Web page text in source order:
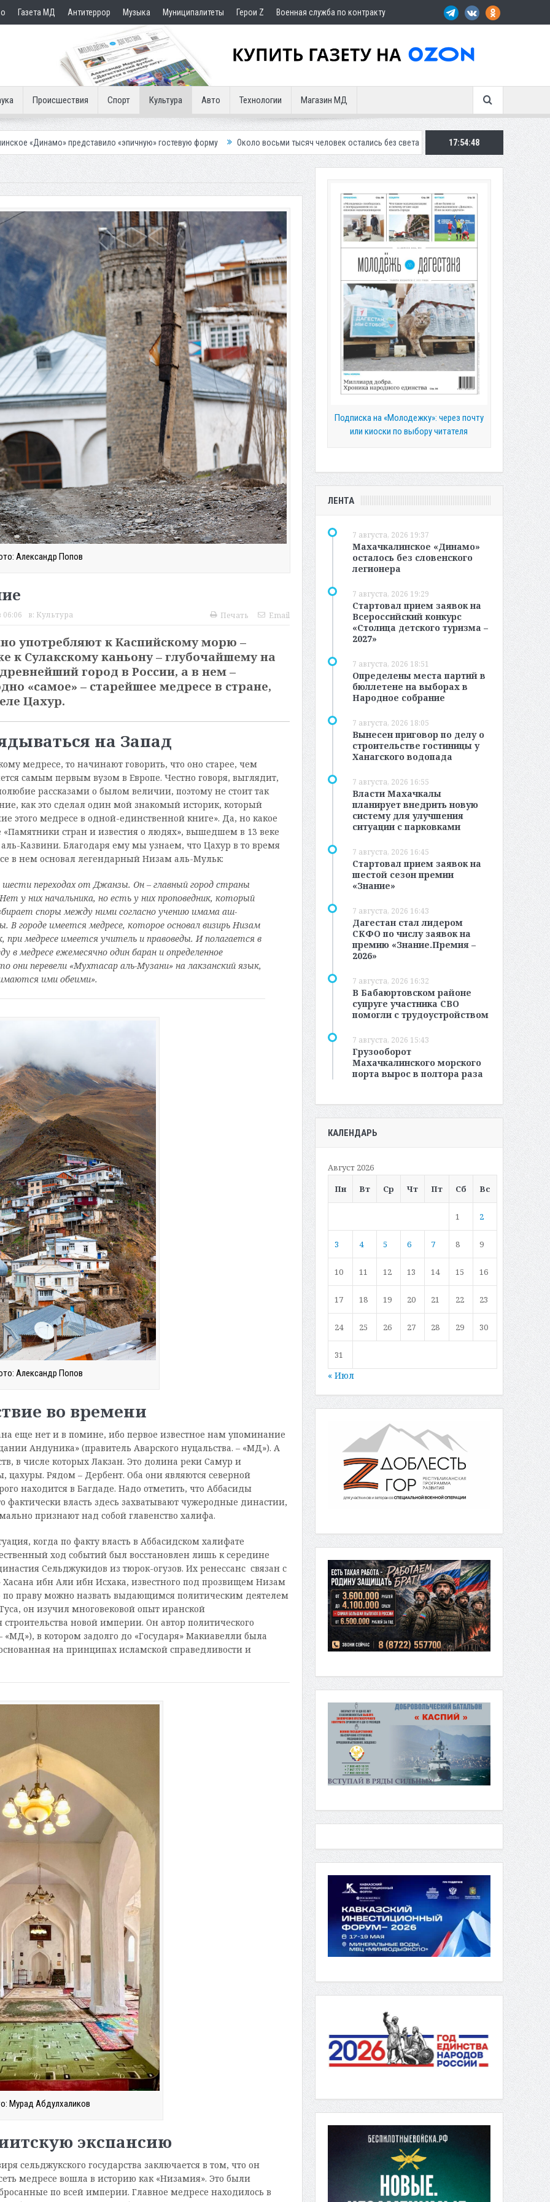
Газета МД Антитеррор Музыка Муниципалитеты Герои Z Военная служба по контракту
Происшествия Спорт Культура Авто Технологии Магазин МД
«эпичную» гостевую форму Около восьми тысяч человек остались без света в Махачкале 17:54:50
Александр Попов
06:06 в: Культура Печать Email
употребляют к Каспийскому морю –
к Сулакскому каньону – глубочайшему на
город в России, а в нем –
«самое» – старейшее медресе в стране,
Цахур.
на Запад
медресе, то начинают говорить, что оно старее, чем
самым первым вузом в Европе. Честно говоря, выглядит,
рассказами о былом величии, поэтому не стоит так
как это сделал один мой знакомый историк, который
этого медресе в одной-единственной книге». Да, но какое
стран и известия о людях», вышедшем в 13 веке
Казвини. Благодаря ему мы узнаем, что Цахур в то время
в нем основал легендарный Низам аль-Мульк:
шести переходах от Джанзы. Он – главный город страны
у них начальника, но есть у них проповедник, который
споры между ними согласно учению имама аш-
городе имеется медресе, которое основал визирь Низам
при медресе имеется учитель и правоведы. И полагается в
в медресе ежемесячно один баран и определенное
они перевели «Мухтасар аль-Музани» на лакзанский язык,
ими обеими».
Александр Попов
во времени
еще нет и в помине, ибо первое известное нам упоминание
Андуника» (правитель Аварского нуцальства. – «МД»). А
в числе которых Лакзан. Это долина реки Самур и
Рядом – Дербент. Оба они являются северной
находится в Багдаде. Надо отметить, что Аббасиды
власть здесь захватывают чужеродные династии,
признают над собой главенство халифа.
когда по факту власть в Аббасидском халифате
ход событий был восстановлен лишь к середине
Сельджукидов из тюрок-огузов. Их ренессанс связан с
ибн Али ибн Исхака, известного под прозвищем Низам
по праву можно назвать выдающимся политическим деятелем
он изучил многовековой опыт иранской
строительства новой империи. Он автор политического
в котором задолго до «Государя» Макиавелли была
на принципах исламской справедливости и
Мурад Абдулхаликов
экспансию
сельджукского государства заключается в том, что он
медресе вошла в историю как «Низамия». Это были
по всей империи. Главное медресе находилось в
Подписка на «Молодежку»: через почту
или киоски по выбору читателя
ЛЕНТА
7 августа, 2026 19:37
Махачкалинское «Динамо»
осталось без словенского
легионера
7 августа, 2026 19:29
Стартовал прием заявок на
Всероссийский конкурс
«Столица детского туризма –
2027»
7 августа, 2026 18:51
Определены места партий в
бюллетене на выборах в
Народное собрание
7 августа, 2026 18:05
Вынесен приговор по делу о
строительстве гостиницы у
Ханагского водопада
7 августа, 2026 16:55
Власти Махачкалы
планирует внедрить новую
систему для улучшения
ситуации с парковками
7 августа, 2026 16:45
Стартовал прием заявок на
шестой сезон премии
«Знание»
7 августа, 2026 16:43
Дагестан стал лидером
СКФО по числу заявок на
премию «Знание.Премия –
2026»
7 августа, 2026 16:32
В Бабаюртовском районе
супруге участника СВО
помогли с трудоустройством
7 августа, 2026 15:43
Грузооборот
Махачкалинского морского
порта вырос в полтора раза
КАЛЕНДАРЬ
Август 2026
Пн
Вт Ср Чт Пт Сб Вс
1 2
3 4 5 6 7 8 9
10 11 12 13 14 15 16
17 18 19 20 21 22 23
24 25 26 27 28 29 30
31
« Июл